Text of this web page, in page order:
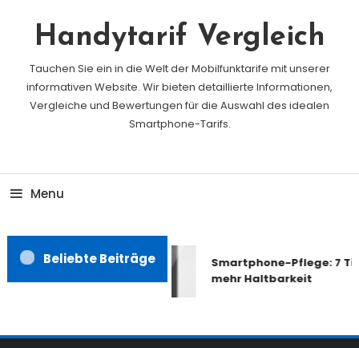
Handytarif Vergleich
Tauchen Sie ein in die Welt der Mobilfunktarife mit unserer
informativen Website. Wir bieten detaillierte Informationen,
Vergleiche und Bewertungen für die Auswahl des idealen
Smartphone-Tarifs.
Menu
Beliebte Beiträge
Smartphone-Pflege: 7
mehr Haltbarkeit